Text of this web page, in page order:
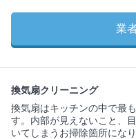
業
換気扇クリーニング
換気扇はキッチンの中で最
す。内部が見えないこと、
いてしまうお掃除箇所にな